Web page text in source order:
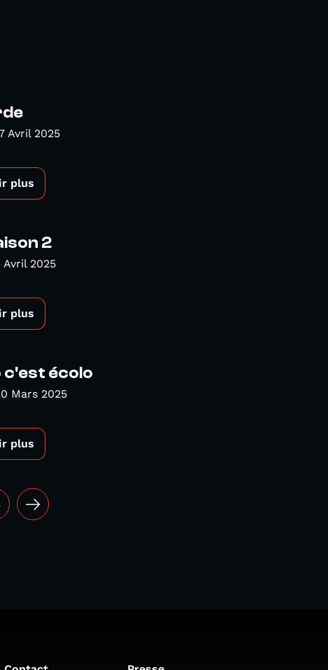
Avril 2025
plus
2
Avril 2025
plus
c'est écolo
Mars 2025
plus